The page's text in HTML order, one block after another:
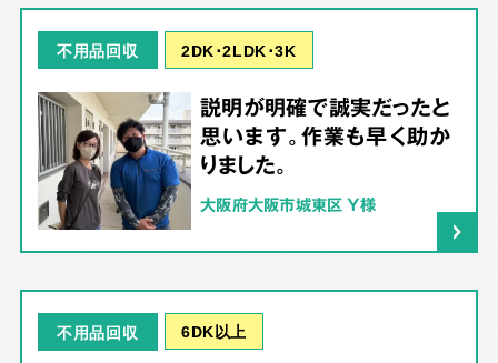
不用品回収 2DK･2LDK･3K
説明が明確で誠実だったと
思います。作業も早く助か
りました。
大阪府大阪市城東区 Y様
不用品回収 6DK以上